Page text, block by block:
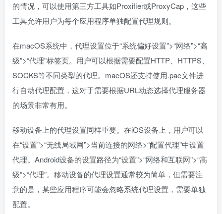
的情况，可以使用第三方工具如Proxifier或ProxyCap，这些
工具允许用户为每个应用程序单独配置代理规则。
在macOS系统中，代理设置位于“系统偏好设置”>“网络”>“高
级”>“代理”标签页。用户可以根据需要配置HTTP、HTTPS、
SOCKS等不同类型的代理。macOS还支持使用.pac文件进
行自动代理配置，这对于需要根据URL动态选择代理服务器
的场景非常有用。
移动设备上的代理设置同样重要。在iOS设备上，用户可以
在“设置”>“无线局域网”>当前连接的网络>“配置代理”中设置
代理。Android设备的设置路径为“设置”>“网络和互联网”>“高
级”>“代理”。移动设备的代理设置通常较为简单，但需要注
意的是，某些应用程序可能会忽略系统代理设置，需要单独
配置。